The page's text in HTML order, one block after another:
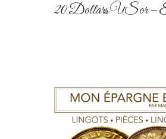
20 Dollars US or –